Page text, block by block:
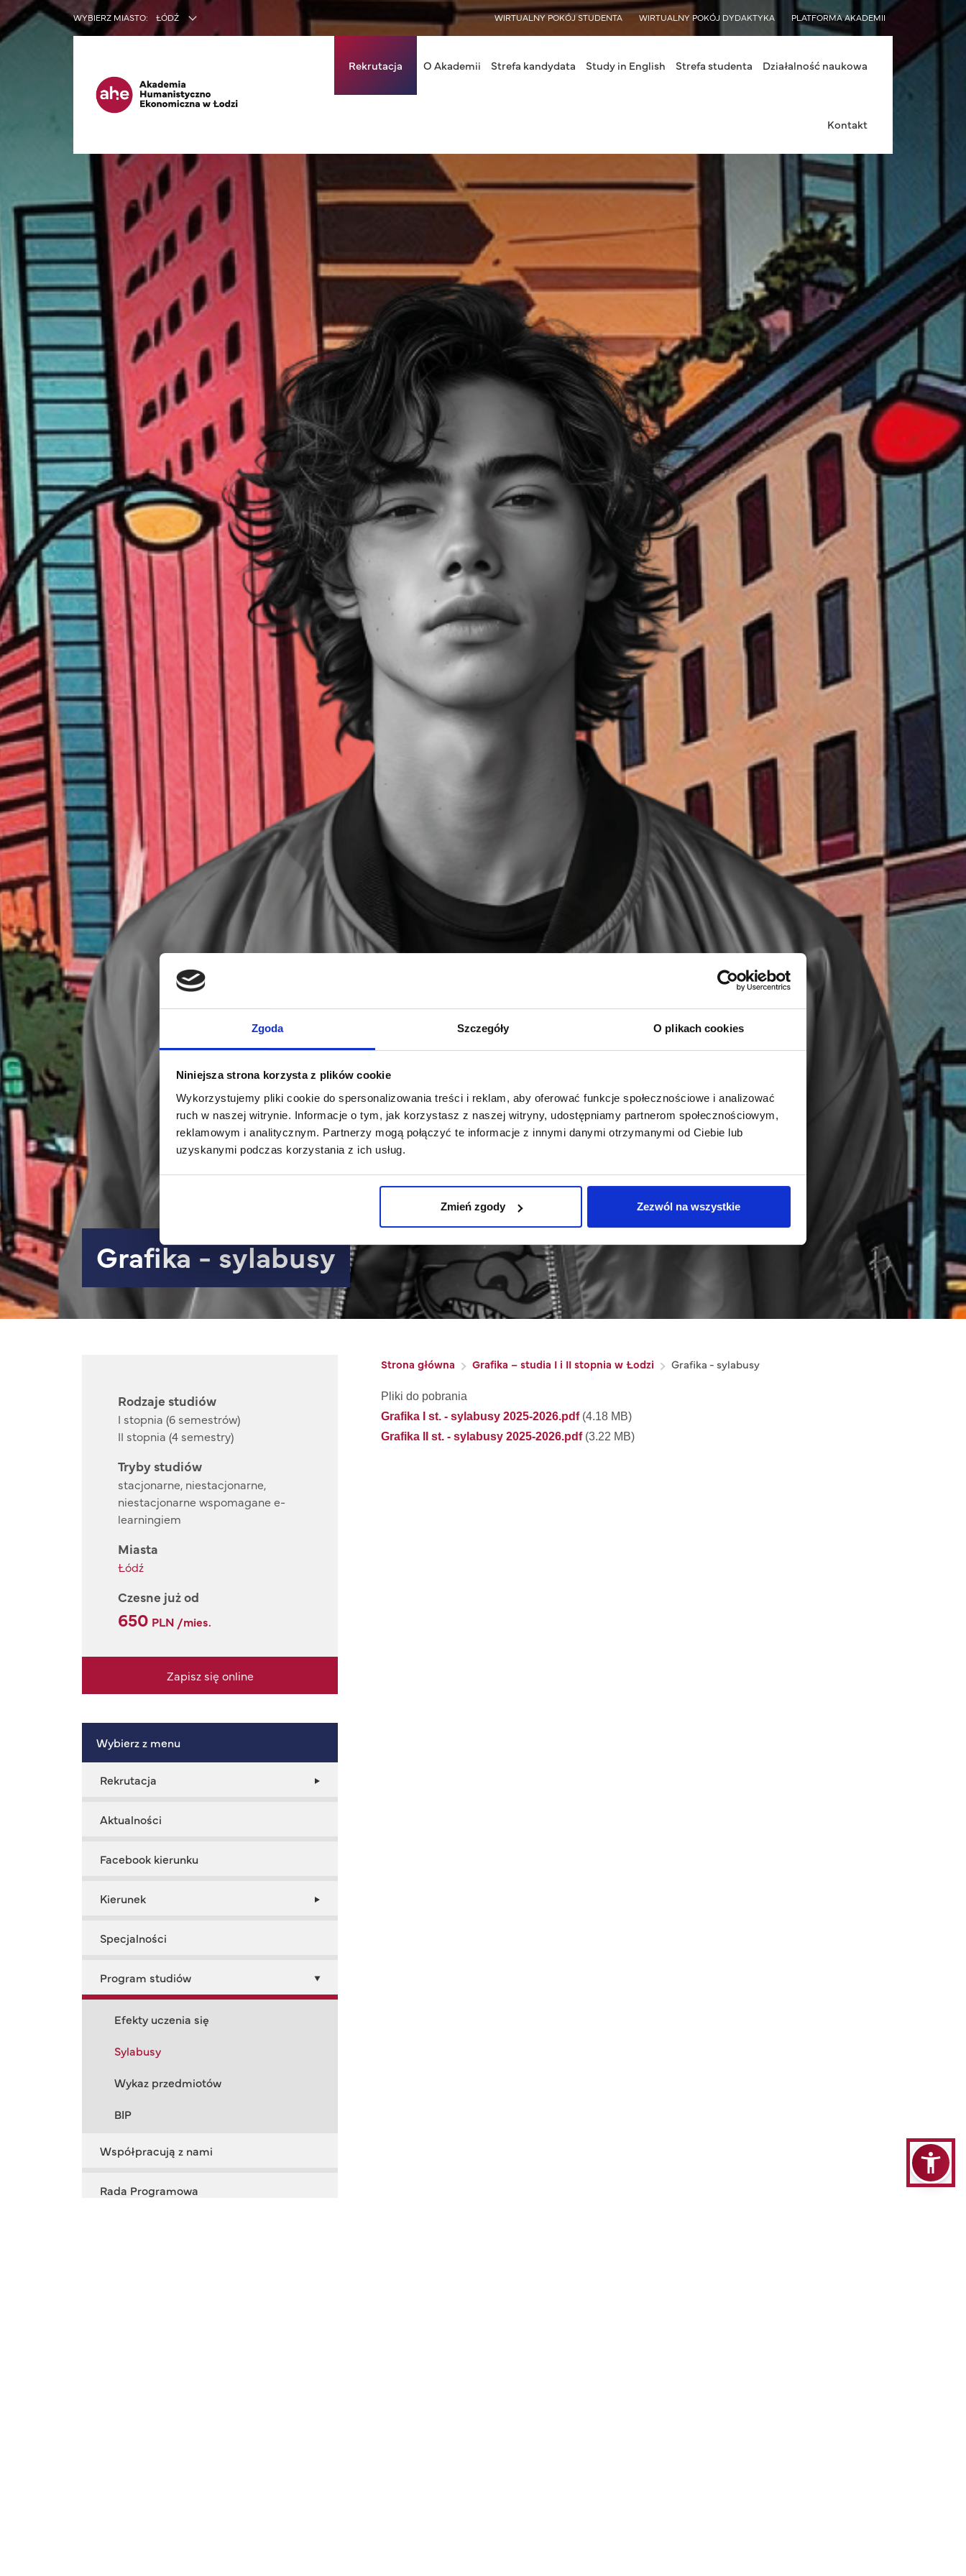
Zgoda Szczegóły O plikach cookies
Niniejsza strona korzysta z plików cookie
Wykorzystujemy pliki cookie do spersonalizowania treści i reklam, aby oferować funkcje społecznościowe i analizować
ruch w naszej witrynie. Informacje o tym, jak korzystasz z naszej witryny, udostępniamy partnerom społecznościowym,
reklamowym i analitycznym. Partnerzy mogą połączyć te informacje z innymi danymi otrzymanymi od Ciebie lub
uzyskanymi podczas korzystania z ich usług.
Zmień zgody Zezwól na wszystkie
WYBIERZ MIASTO: ŁÓDŹ INNE SERWISY WIRTUALNY POKÓJ STUDENTA WIRTUALNY POKÓJ DYDAKTYKA PLATFORMA AKADEMII
Rekrutacja O Akademii Strefa kandydata Study in English Strefa studenta Działalność naukowa
Kontakt
Grafika - sylabusy
Rodzaje studiów
I stopnia (6 semestrów)
II stopnia (4 semestry)
Tryby studiów
stacjonarne, niestacjonarne,
niestacjonarne wspomagane e-
learningiem
Miasta
Łódź
Czesne już od
650 PLN /mies.
Zapisz się online
Wybierz z menu
Rekrutacja
Aktualności
Facebook kierunku
Kierunek
Specjalności
Program studiów
Efekty uczenia się
Sylabusy
Wykaz przedmiotów
BIP
Współpracują z nami
Rada Programowa
Ścieżka nawigacyjna
Strona główna Grafika – studia I i II stopnia w Łodzi Grafika - sylabusy
Pliki do pobrania
Grafika I st. - sylabusy 2025-2026.pdf (4.18 MB)
Grafika II st. - sylabusy 2025-2026.pdf (3.22 MB)